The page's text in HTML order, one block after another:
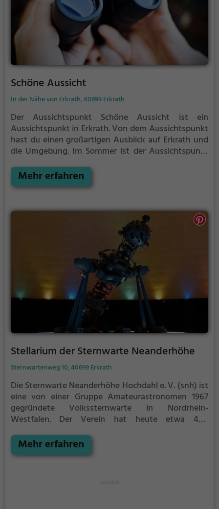
Schöne Aussicht
In der Nähe von Erkrath, 40699 Erkrath
Der Aussichtspunkt Schöne Aussicht ist ein
Aussichtspunkt in Erkrath.Von dem Aussichtspunkt
hast du einen großartigen Ausblick auf Erkrath und
die Umgebung. Im Sommer ist der Aussichtspunkt
Familienausflüge, Wanderungen oder zum
Picknicken und lockt an warmen und sonnigen
Mehr erfahren
Stellarium der Sternwarte Neanderhöhe
Sternwartenweg 10, 40699 Erkrath
Die Sternwarte Neanderhöhe Hochdahl e. V. (snh) ist
eine von einer Gruppe Amateurastronomen 1967
gegründete Volkssternwarte in Nordrhein-
Westfalen. Der Verein hat heute etwa 400
Erkrath-Hochdahl neben der Astronomie ein breites
Spektrum an Weiterbildungs- und Jugendarbeit zu
Mehr erfahren